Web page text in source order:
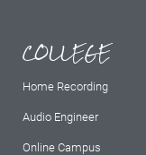
COLLEGE
Home Recording
Audio Engineer
Online Campus